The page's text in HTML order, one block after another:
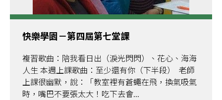
快樂學園－第四屆第七堂課
複習歌曲：陪我看日出（淚光閃閃）、花心、海海
人生 本週上課歌曲：至少還有你（下半段） 老師
上課很幽默，說：「教室裡有蒼蠅在飛，換氣吸氣
時，嘴巴不要張太大！吃下去會...